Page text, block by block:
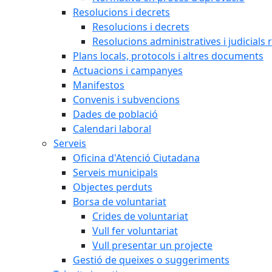
Resolucions i decrets
Resolucions i decrets
Resolucions administratives i judicials
Plans locals, protocols i altres documents
Actuacions i campanyes
Manifestos
Convenis i subvencions
Dades de població
Calendari laboral
Serveis
Oficina d'Atenció Ciutadana
Serveis municipals
Objectes perduts
Borsa de voluntariat
Crides de voluntariat
Vull fer voluntariat
Vull presentar un projecte
Gestió de queixes o suggeriments